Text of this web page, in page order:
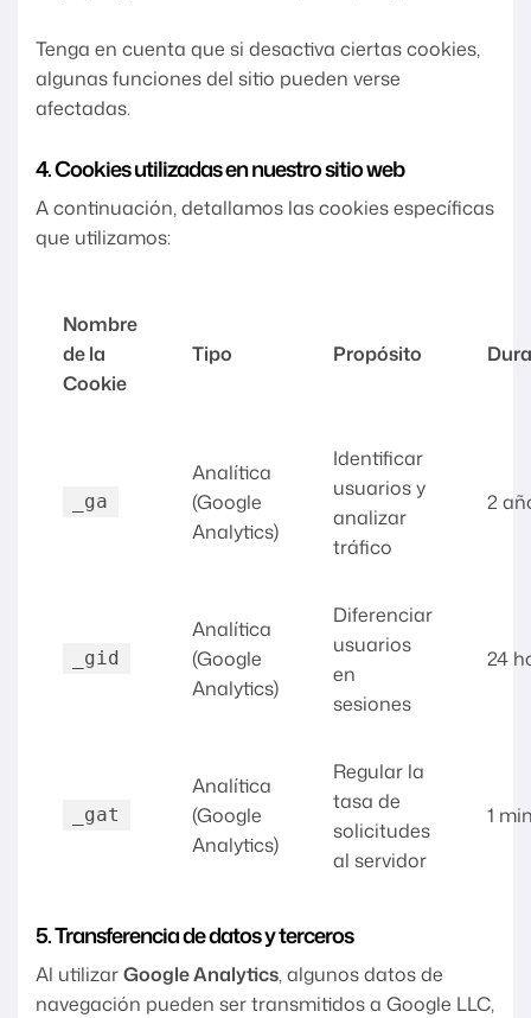
Tenga en cuenta que si desactiva ciertas cookies,
algunas funciones del sitio pueden verse
afectadas.
4. Cookies utilizadas en nuestro sitio web
A continuación, detallamos las cookies específicas
que utilizamos:
Nombre
de la
Cookie
Tipo Propósito
_ga
Analítica
(Google
Analytics)
Identificar
usuarios y
analizar
tráfico
2
_gid
Analítica
(Google
Analytics)
Diferenciar
usuarios
en
sesiones
24
_gat
Analítica
(Google
Analytics)
Regular la
tasa de
solicitudes
al servidor
1
5. Transferencia de datos y terceros
Al utilizarGoogle Analytics, algunos datos de
navegación pueden ser transmitidos a Google LLC,